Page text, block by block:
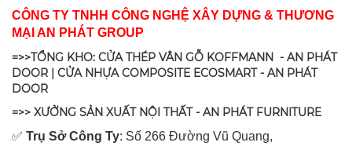
CÔNG TY TNHH CÔNG NGHỆ XÂY DỰNG & THƯƠNG
MẠI AN PHÁT GROUP
=>>TỔNG KHO: CỬA THÉP VÂN GỖ KOFFMANN - AN PHÁT
DOOR | CỬA NHỰA COMPOSITE ECOSMART - AN PHÁT
DOOR
=>> XƯỞNG SẢN XUẤT NỘI THẤT - AN PHÁT FURNITURE
✅ Trụ Sở Công Ty: Số 266 Đường Vũ Quang,